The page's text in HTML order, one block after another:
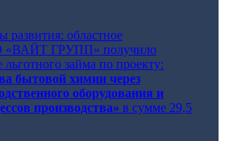
областное
«ВАЙТ ГРУПП» получило
займа по проекту:
бытовой химии через
оборудования и
производства» в сумме 29,5